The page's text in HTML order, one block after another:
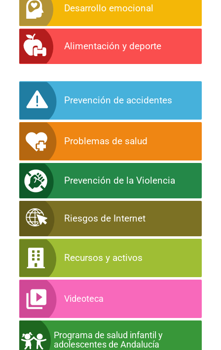
Desarrollo emocional
Alimentación y deporte
Prevención de accidentes
Problemas de salud
Prevención de la Violencia
Riesgos de Internet
Recursos y activos
Videoteca
Programa de salud infantil y
adolescentes de Andalucía